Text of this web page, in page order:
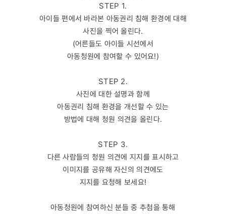
STEP 1.
아이들 편에서 바라본 아동권리 침해 환경에 대해
사진을 찍어 올린다.
(어른들도 아이들 시선에서
아동청원에 참여할 수 있어요!)
STEP 2.
사진에 대한 설명과 함께
아동권리 침해 환경을 개선할 수 있는
방법에 대해 청원 의견을 올린다.
STEP 3.
다른 사람들의 청원 의견에 지지를 표시하고
이미지를 공유해 자신의 의견에도
지지를 요청해 보세요!
아동청원에 참여하신 분들 중 추첨을 통해